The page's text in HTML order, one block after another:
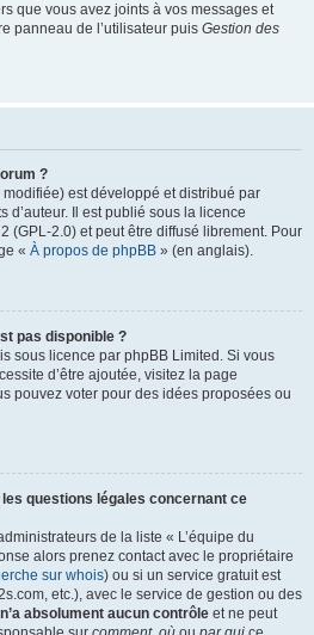
que vous avez joints à vos messages et
panneau de l’utilisateur puis Gestion des
?
est développé et distribué par
d’auteur. Il est publié sous la licence
(GPL-2.0) et peut être diffusé librement. Pour
« À propos de phpBB » (en anglais).
pas disponible ?
sous licence par phpBB Limited. Si vous
d’être ajoutée, visitez la page
pouvez voter pour des idées proposées ou
questions légales concernant ce
de la liste « L’équipe du
alors prenez contact avec le propriétaire
sur whois) ou si un service gratuit est
etc.), avec le service de gestion ou des
n’a absolument aucun contrôle et ne peut